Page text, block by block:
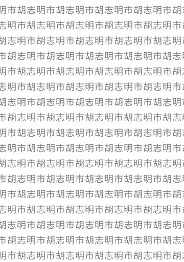
市胡志明市胡志明市胡志明市胡志明市
明市胡志明市胡志明市胡志明市胡志明
志明市胡志明市胡志明市胡志明市胡志
胡志明市胡志明市胡志明市胡志明市胡
市胡志明市胡志明市胡志明市胡志明市
明市胡志明市胡志明市胡志明市胡志明
志明市胡志明市胡志明市胡志明市胡志
胡志明市胡志明市胡志明市胡志明市胡
市胡志明市胡志明市胡志明市胡志明市
明市胡志明市胡志明市胡志明市胡志明
志明市胡志明市胡志明市胡志明市胡志
胡志明市胡志明市胡志明市胡志明市胡
市胡志明市胡志明市胡志明市胡志明市
明市胡志明市胡志明市胡志明市胡志明
志明市胡志明市胡志明市胡志明市胡志
胡志明市胡志明市胡志明市胡志明市胡
市胡志明市胡志明市胡志明市胡志明市